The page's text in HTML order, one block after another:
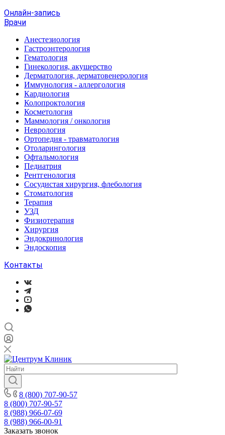
Онлайн-запись
Врачи
Анестезиология
Гастроэнтерология
Гематология
Гинекология, акушерство
Дерматология, дерматовенерология
Иммунология - аллергология
Кардиология
Колопроктология
Косметология
Маммология / онкология
Неврология
Ортопедия - травматология
Отоларингология
Офтальмология
Педиатрия
Рентгенология
Сосудистая хирургия, флебология
Стоматология
Терапия
УЗД
Физиотерапия
Хирургия
Эндокринология
Эндоскопия
Контакты
8 (800) 707-90-57
8 (800) 707-90-57
8 (988) 966-07-69
8 (988) 966-00-91
Заказать звонок